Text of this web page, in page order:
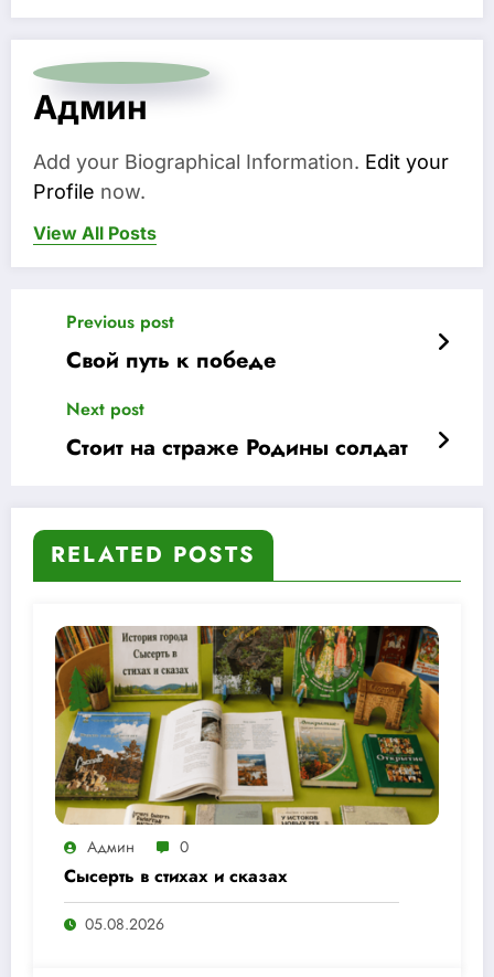
Админ
Add your Biographical Information. Edit your
Profile now.
View All Posts
Previous post
Свой путь к победе
Next post
Стоит на страже Родины солдат
RELATED POSTS
Админ 0
Сысерть в стихах и сказах
05.08.2026